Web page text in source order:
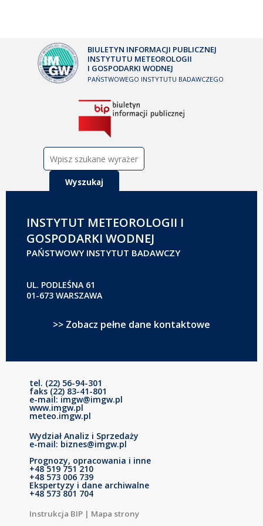
BIULETYN INFORMACJI PUBLICZNEJ
INSTYTUTU METEOROLOGII
I GOSPODARKI WODNEJ
PAŃSTWOWEGO INSTYTUTU BADAWCZEGO
INSTYTUT METEOROLOGII I
GOSPODARKI WODNEJ
PAŃSTWOWY INSTYTUT BADAWCZY
UL. PODLEŚNA 61
01-673 WARSZAWA
>> Zobacz pełne dane kontaktowe
tel. (22) 56-94-301
faks (22) 83-41-801
e-mail: imgw@imgw.pl
www.imgw.pl
meteo.imgw.pl
Wydział Analiz i Sprzedaży
e-mail: biznes@imgw.pl
Prognozy, opracowania i inne
+48 519 751 210
+48 573 006 739
Ekspertyzy i dane archiwalne
+48 573 801 704
Instrukcja BIP | Mapa strony